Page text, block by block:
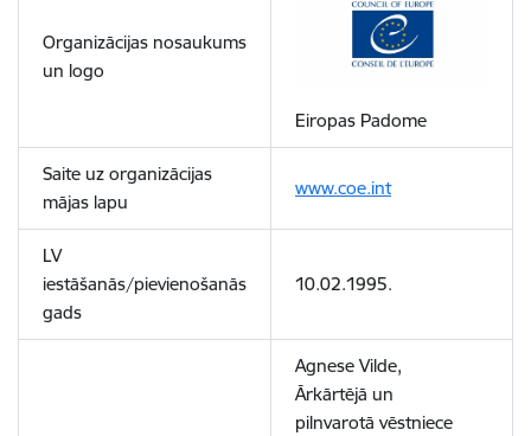
Organizācijas nosaukums
un logo
Eiropas Padome
Saite uz organizācijas
mājas lapu
www.coe.int
LV
iestāšanās/pievienošanās
gads
10.02.1995.
Agnese Vilde,
Ārkārtējā un
pilnvarotā vēstniece